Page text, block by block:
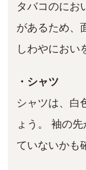
タバコのにお
があるため、
しわやにおい
・シャツ
シャツは、白
ょう。 袖の
ていないかも